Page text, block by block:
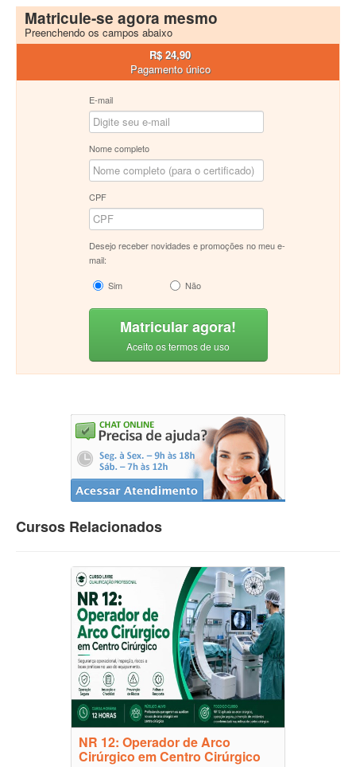
Matricule-se agora mesmo
Preenchendo os campos abaixo
R$ 24,90
Pagamento único
E-mail
Nome completo
CPF
Desejo receber novidades e promoções no meu e-
mail:
Sim
Não
Matricular agora!
Aceito os termos de uso
Cursos Relacionados
NR 12: Operador de Arco
Cirúrgico em Centro Cirúrgico